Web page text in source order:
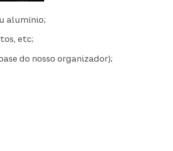
alumínio;
etc;
do nosso organizador);